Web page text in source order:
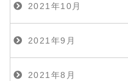
2021年10月
2021年9月
2021年8月